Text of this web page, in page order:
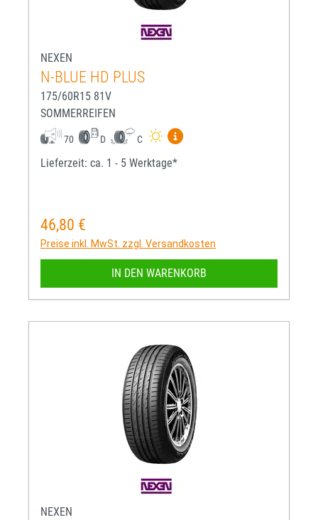
NEXEN
N-BLUE HD PLUS
175/60R15 81V
SOMMERREIFEN
70 D C
Mehr Informationen zum
Lieferzeit: ca. 1 - 5 Werktage*
Regulärer Preis:
46,80 €
Preise inkl. MwSt. zzgl. Versandkosten
IN DEN WARENKORB
NEXEN